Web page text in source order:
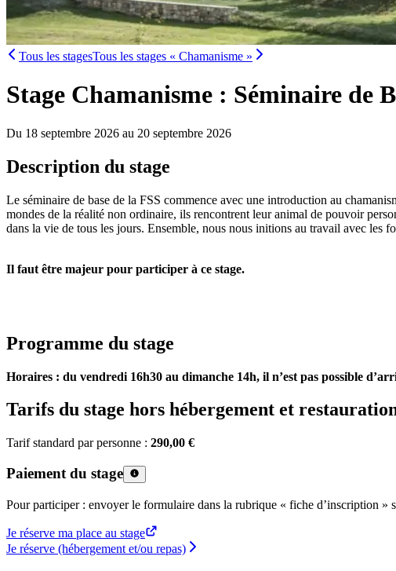
Tous les stagesTous les stages « Chamanisme »
Stage Chamanisme : Séminaire de
Du 18 septembre 2026 au 20 septembre 2026
Description du stage
Le séminaire de base de la FSS commence avec une introduction au
mondes de la réalité non ordinaire, ils rencontrent leur animal de pouvoir
dans la vie de tous les jours. Ensemble, nous nous initions au travail avec les
Il faut être majeur pour participer à ce stage.
Programme du stage
Horaires : du vendredi 16h30 au dimanche 14h, il n’est pas possible
Tarifs du stage hors hébergement et
Tarif standard par personne : 290,00 €
Paiement du stage
Pour participer : envoyer le formulaire dans la rubrique « fiche d’inscription »
Je réserve ma place au stage
Je réserve (hébergement et/ou repas)